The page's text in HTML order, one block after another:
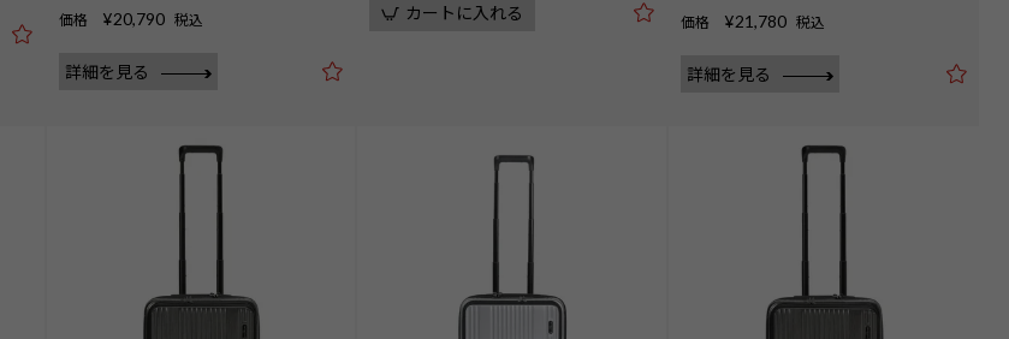
価格 ¥20,790 税込
詳細を見る
カートに入れる 価格 ¥21,780 税込
詳細を見る